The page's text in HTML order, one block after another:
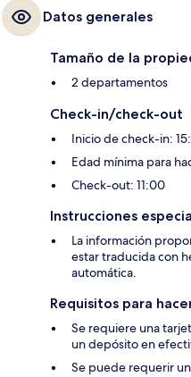
Datos generales
Tamaño de la
2 departamentos
Check-in/check-out
Inicio de check-in:
Edad mínima para
Check-out: 11:00
Instrucciones
La información
estar traducida con
automática.
Requisitos para
Se requiere una
un depósito en
Se puede requerir